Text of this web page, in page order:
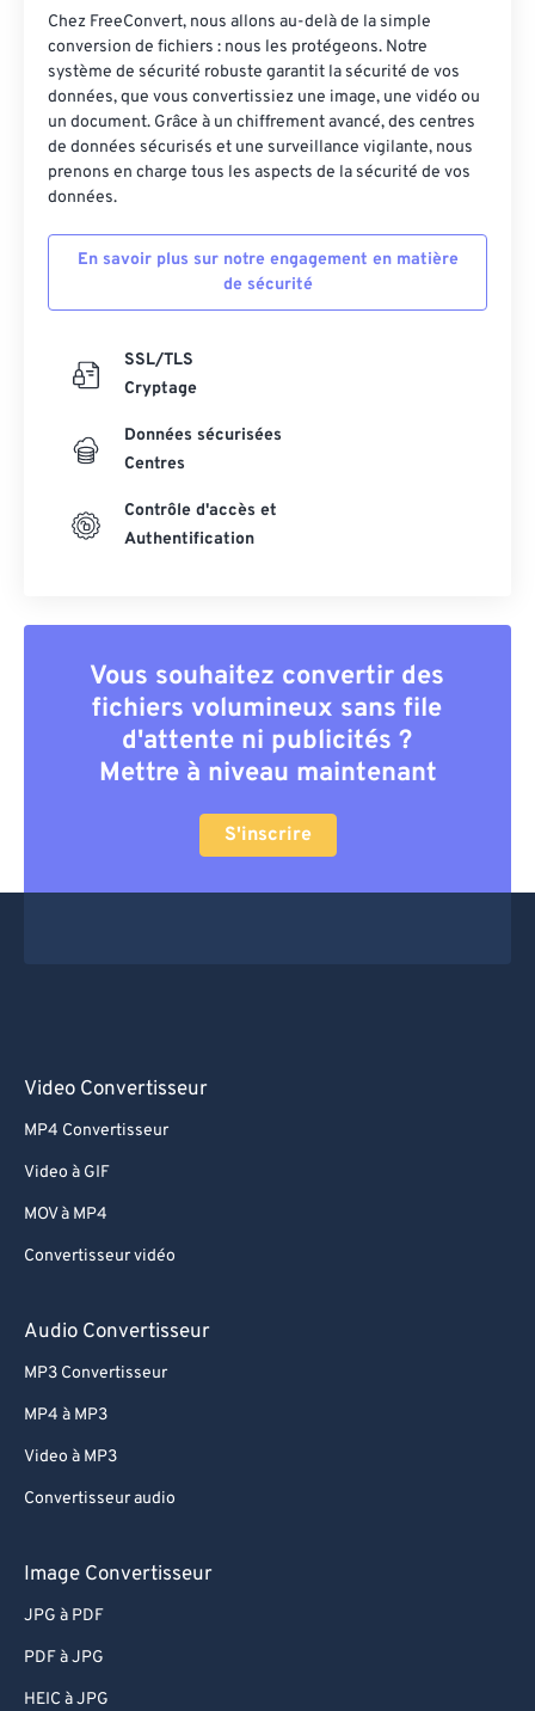
Chez FreeConvert, nous allons au-delà de la simple
conversion de fichiers : nous les protégeons. Notre
système de sécurité robuste garantit la sécurité de vos
données, que vous convertissiez une image, une vidéo ou
un document. Grâce à un chiffrement avancé, des centres
de données sécurisés et une surveillance vigilante, nous
prenons en charge tous les aspects de la sécurité de vos
données.
En savoir plus sur notre engagement en matière
de sécurité
SSL/TLS
Cryptage
Données sécurisées
Centres
Contrôle d'accès et
Authentification
Vous souhaitez convertir des
fichiers volumineux sans file
d'attente ni publicités ?
Mettre à niveau maintenant
S'inscrire
Video Convertisseur
MP4 Convertisseur
Video à GIF
MOV à MP4
Convertisseur vidéo
Audio Convertisseur
MP3 Convertisseur
MP4 à MP3
Video à MP3
Convertisseur audio
Image Convertisseur
JPG à PDF
PDF à JPG
HEIC à JPG